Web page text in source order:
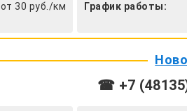
от 30 руб./км График работы:
☎ +7